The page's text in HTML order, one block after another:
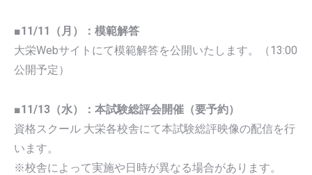
■11/11（月）：模範解答
大栄Webサイトにて模範解答を公開いたします。（13:00
公開予定）
■11/13（水）：本試験総評会開催（要予約）
資格スクール 大栄各校舎にて本試験総評映像の配信を行
います。
※校舎によって実施や日時が異なる場合があります。